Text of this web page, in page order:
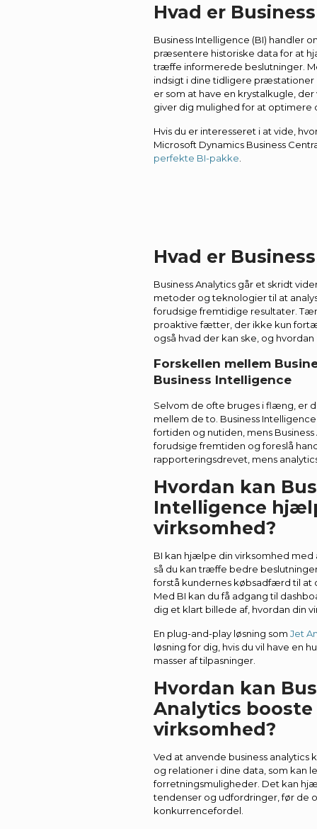
Hvad er
Business Intelligence (BI) handler
præsentere historiske data for at
træffe informerede beslutninger.
indsigt i dine tidligere
er som at have en krystalkugle,
giver dig mulighed for at optimere
Hvis du er interesseret i at vide,
Microsoft Dynamics Business
perfekte BI-pakke
Hvad er
Business Analytics går et skridt
metoder og teknologier til at
forudsige fremtidige resultater.
proaktive fætter, der ikke kun
også hvad der kan ske, og
Forskellen mellem
Business Intelligence
Selvom de ofte bruges i flæng, er
mellem de to. Business
fortiden og nutiden, mens
forudsige fremtiden og foreslå
rapporteringsdrevet, mens
Hvordan kan
Intelligence
virksomhed?
BI kan hjælpe din virksomhed med
så du kan træffe bedre
forstå kundernes købsadfærd til at
Med BI kan du få adgang til
dig et klart billede af, hvordan din
En plug-and-play løsning som Jet
løsning for dig, hvis du vil have en
masser af tilpasninger.
Hvordan kan
Analytics
virksomhed?
Ved at anvende business
og relationer i dine data, som kan
forretningsmuligheder. Det kan
tendenser og udfordringer, før de
konkurrencefordel.